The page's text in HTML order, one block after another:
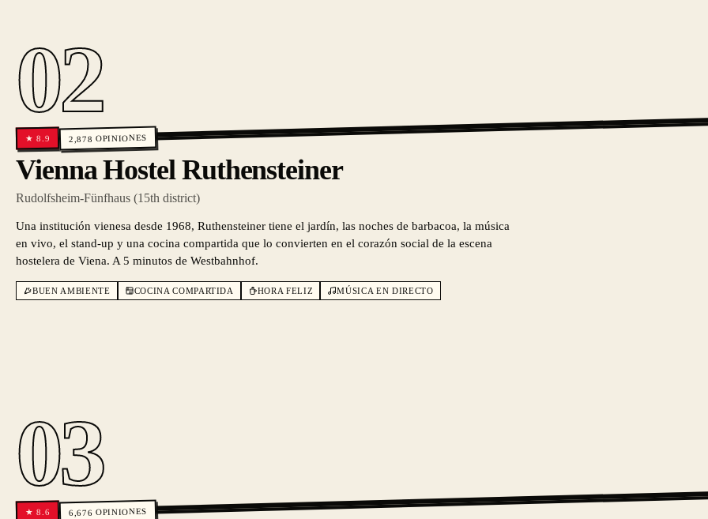
02
★8.9 2,878 OPINIONES
Vienna Hostel Ruthensteiner
Rudolfsheim-Fünfhaus (15th district)
Una institución vienesa desde 1968, Ruthensteiner tiene el jardín, las noches de barbacoa, la música
en vivo, el stand-up y una cocina compartida que lo convierten en el corazón social de la escena
hostelera de Viena. A 5 minutos de Westbahnhof.
BUEN AMBIENTE COCINA COMPARTIDA HORA FELIZ
MÚSICA EN DIRECTO
03
★8.6 6,676 OPINIONES